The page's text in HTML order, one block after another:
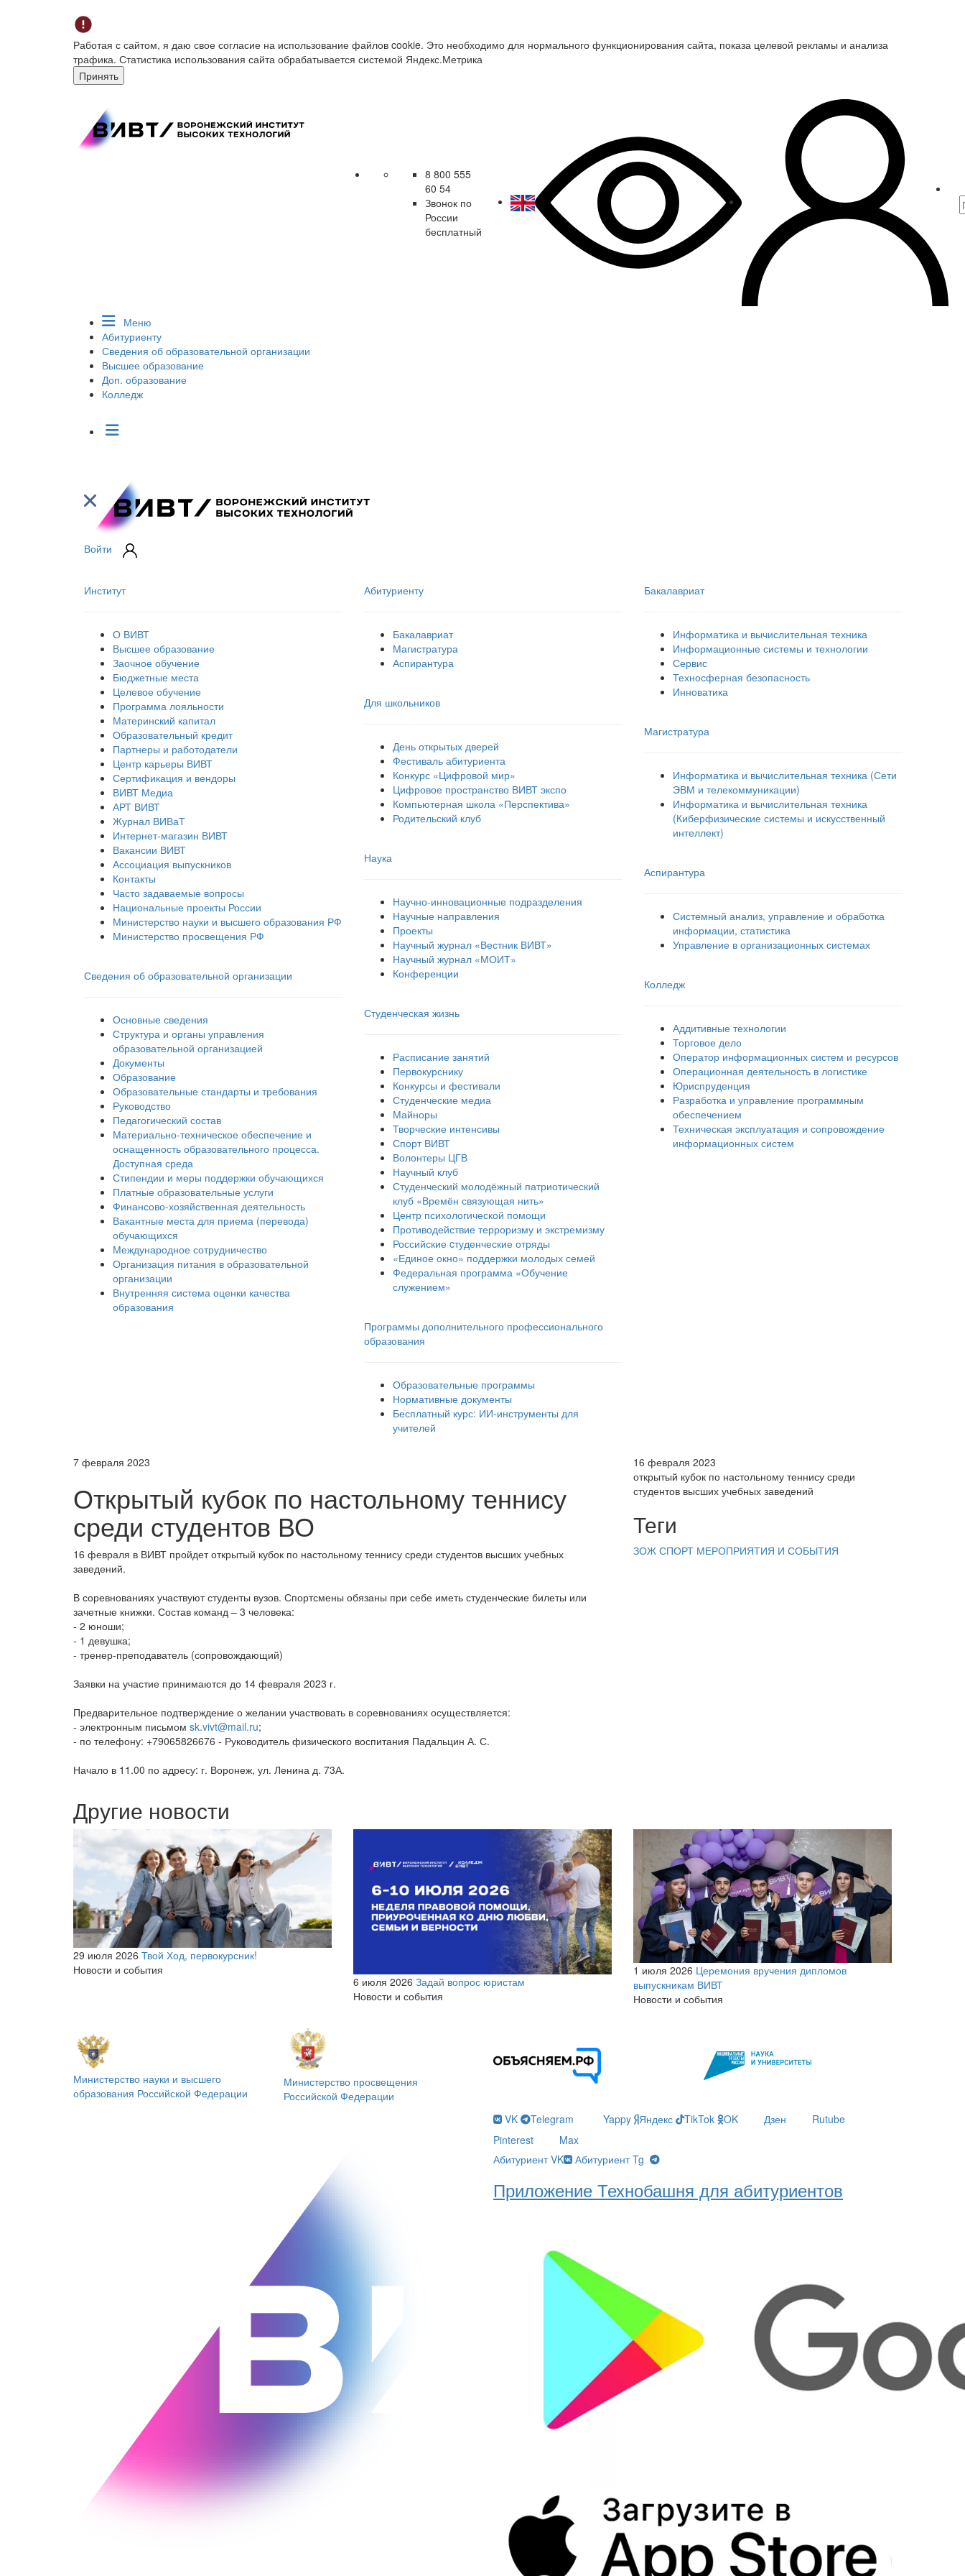
Работая с сайтом, я даю свое согласие на использование файлов cookie. Это необходимо для нормального функционирования сайта, показа целевой рекламы и анализа
трафика. Статистика использования сайта обрабатывается системой Яндекс.Метрика
Принять
8 800 555
60 54
Звонок по
России
бесплатный
Меню
Абитуриенту
Сведения об образовательной организации
Высшее образование
Доп. образование
Колледж
Войти
Институт
О ВИВТ
Высшее образование
Заочное обучение
Бюджетные места
Целевое обучение
Программа лояльности
Материнский капитал
Образовательный кредит
Партнеры и работодатели
Центр карьеры ВИВТ
Сертификация и вендоры
ВИВТ Медиа
АРТ ВИВТ
Журнал ВИВаТ
Интернет-магазин ВИВТ
Вакансии ВИВТ
Ассоциация выпускников
Контакты
Часто задаваемые вопросы
Национальные проекты России
Министерство науки и высшего образования РФ
Министерство просвещения РФ
Сведения об образовательной организации
Основные сведения
Структура и органы управления
образовательной организацией
Документы
Образование
Образовательные стандарты и требования
Руководство
Педагогический состав
Материально-техническое обеспечение и
оснащенность образовательного процесса.
Доступная среда
Стипендии и меры поддержки обучающихся
Платные образовательные услуги
Финансово-хозяйственная деятельность
Вакантные места для приема (перевода)
обучающихся
Международное сотрудничество
Организация питания в образовательной
организации
Внутренняя система оценки качества
образования
Абитуриенту
Бакалавриат
Магистратура
Аспирантура
Для школьников
День открытых дверей
Фестиваль абитуриента
Конкурс «Цифровой мир»
Цифровое пространство ВИВТ экспо
Компьютерная школа «Перспектива»
Родительский клуб
Наука
Научно-инновационные подразделения
Научные направления
Проекты
Научный журнал «Вестник ВИВТ»
Научный журнал «МОИТ»
Конференции
Студенческая жизнь
Расписание занятий
Первокурснику
Конкурсы и фестивали
Студенческие медиа
Майноры
Творческие интенсивы
Спорт ВИВТ
Волонтеры ЦГВ
Научный клуб
Студенческий молодёжный патриотический
клуб «Времён связующая нить»
Центр психологической помощи
Противодействие терроризму и экстремизму
Российские cтуденческие отряды
«Единое окно» поддержки молодых семей
Федеральная программа «Обучение
служением»
Программы дополнительного профессионального
образования
Образовательные программы
Нормативные документы
Бесплатный курс: ИИ‑инструменты для
учителей
Бакалавриат
Информатика и вычислительная техника
Информационные системы и технологии
Сервис
Техносферная безопасность
Инноватика
Магистратура
Информатика и вычислительная техника (Сети
ЭВМ и телекоммуникации)
Информатика и вычислительная техника
(Киберфизические системы и искусственный
интеллект)
Аспирантура
Системный анализ, управление и обработка
информации, статистика
Управление в организационных системах
Колледж
Аддитивные технологии
Торговое дело
Оператор информационных систем и ресурсов
Операционная деятельность в логистике
Юриспруденция
Разработка и управление программным
обеспечением
Техническая эксплуатация и сопровождение
информационных систем
7 февраля 2023
Открытый кубок по настольному теннису
среди студентов ВО
16 февраля в ВИВТ пройдет открытый кубок по настольному теннису среди студентов высших учебных
заведений.
В соревнованиях участвуют студенты вузов. Спортсмены обязаны при себе иметь студенческие билеты или
зачетные книжки. Состав команд – 3 человека:
- 2 юноши;
- 1 девушка;
- тренер-преподаватель (сопровождающий)
Заявки на участие принимаются до 14 февраля 2023 г.
Предварительное подтверждение о желании участвовать в соревнованиях осуществляется:
- электронным письмом sk.vivt@mail.ru;
- по телефону: +79065826676 - Руководитель физического воспитания Падальцин А. С.
Начало в 11.00 по адресу: г. Воронеж, ул. Ленина д. 73А.
16 февраля 2023
открытый кубок по настольному теннису среди
студентов высших учебных заведений
Теги
ЗОЖ СПОРТ МЕРОПРИЯТИЯ И СОБЫТИЯ
Другие новости
29 июля 2026 Твой Ход, первокурсник!
Новости и события
6 июля 2026 Задай вопрос юристам
Новости и события
1 июля 2026 Церемония вручения дипломов
выпускникам ВИВТ
Новости и события
Министерство науки и высшего
образования Российской Федерации
Министерство просвещения
Российской Федерации
VK
Telegram Yappy Яндекс TikTok OK Дзен
Rutube
Pinterest
Max
Абитуриент VK
Абитуриент Tg
Приложение Технобашня для абитуриентов